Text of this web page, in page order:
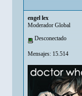
engel lex
Moderador Global
Desconectado
Mensajes: 15.514